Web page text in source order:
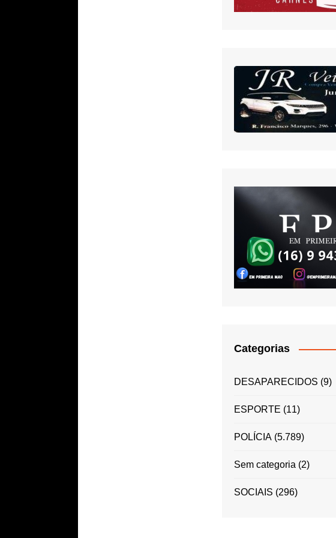
Categorias
DESAPARECIDOS (9)
ESPORTE (11)
POLÍCIA (5.789)
Sem categoria (2)
SOCIAIS (296)